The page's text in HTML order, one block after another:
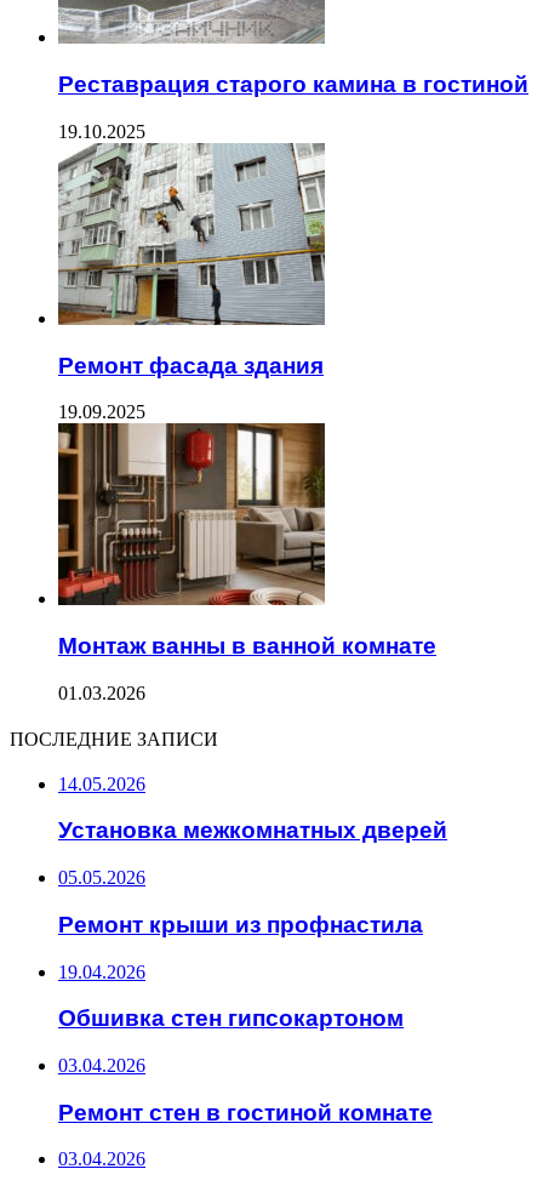
Реставрация старого камина в гостиной
19.10.2025
Ремонт фасада здания
19.09.2025
Монтаж ванны в ванной комнате
01.03.2026
ПОСЛЕДНИЕ ЗАПИСИ
14.05.2026
Установка межкомнатных дверей
05.05.2026
Ремонт крыши из профнастила
19.04.2026
Обшивка стен гипсокартоном
03.04.2026
Ремонт стен в гостиной комнате
03.04.2026